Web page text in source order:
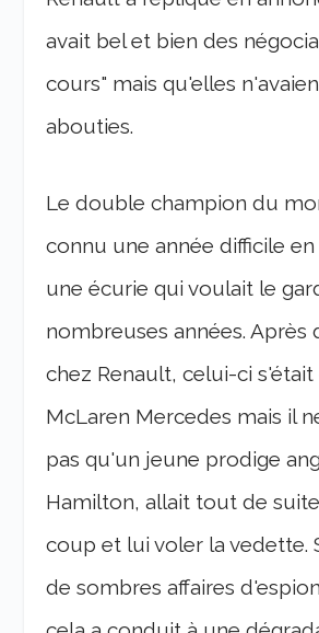
avait bel et bien des
cours" mais qu'elles
abouties.
Le double champion du
connu une année difficile en
une écurie qui voulait le
nombreuses années. Après
chez Renault, celui-ci s'était
McLaren Mercedes mais il
pas qu'un jeune prodige
Hamilton, allait tout de
coup et lui voler la vedette.
de sombres affaires